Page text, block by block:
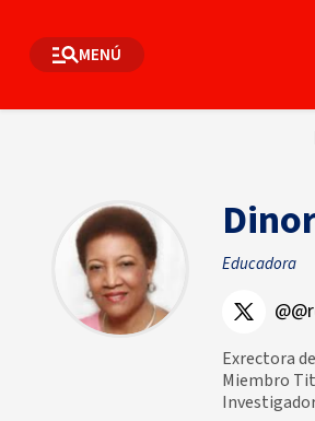
MENÚ
Educadora
Exrectora
Miembro